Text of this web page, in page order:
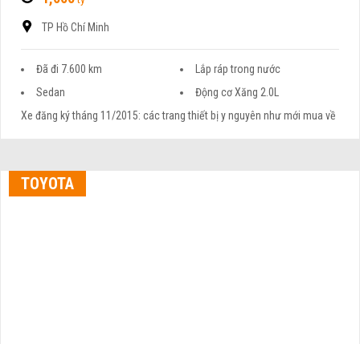
TP Hồ Chí Minh
Đã đi 7.600 km
Lắp ráp trong nước
Sedan
Động cơ Xăng 2.0L
Xe đăng ký tháng 11/2015: các trang thiết bị y nguyên như mới mua về
TOYOTA